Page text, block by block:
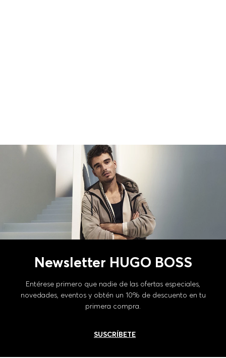
Newsletter HUGO BOSS
Entérese primero que nadie de las ofertas especiales,
novedades, eventos y obtén un 10% de descuento en tu
primera compra.
SUSCRÍBETE